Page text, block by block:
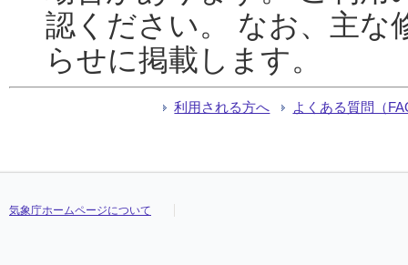
認ください。 なお、主な
らせに掲載します。
利用される方へ よくある質問（
気象庁ホームページについて